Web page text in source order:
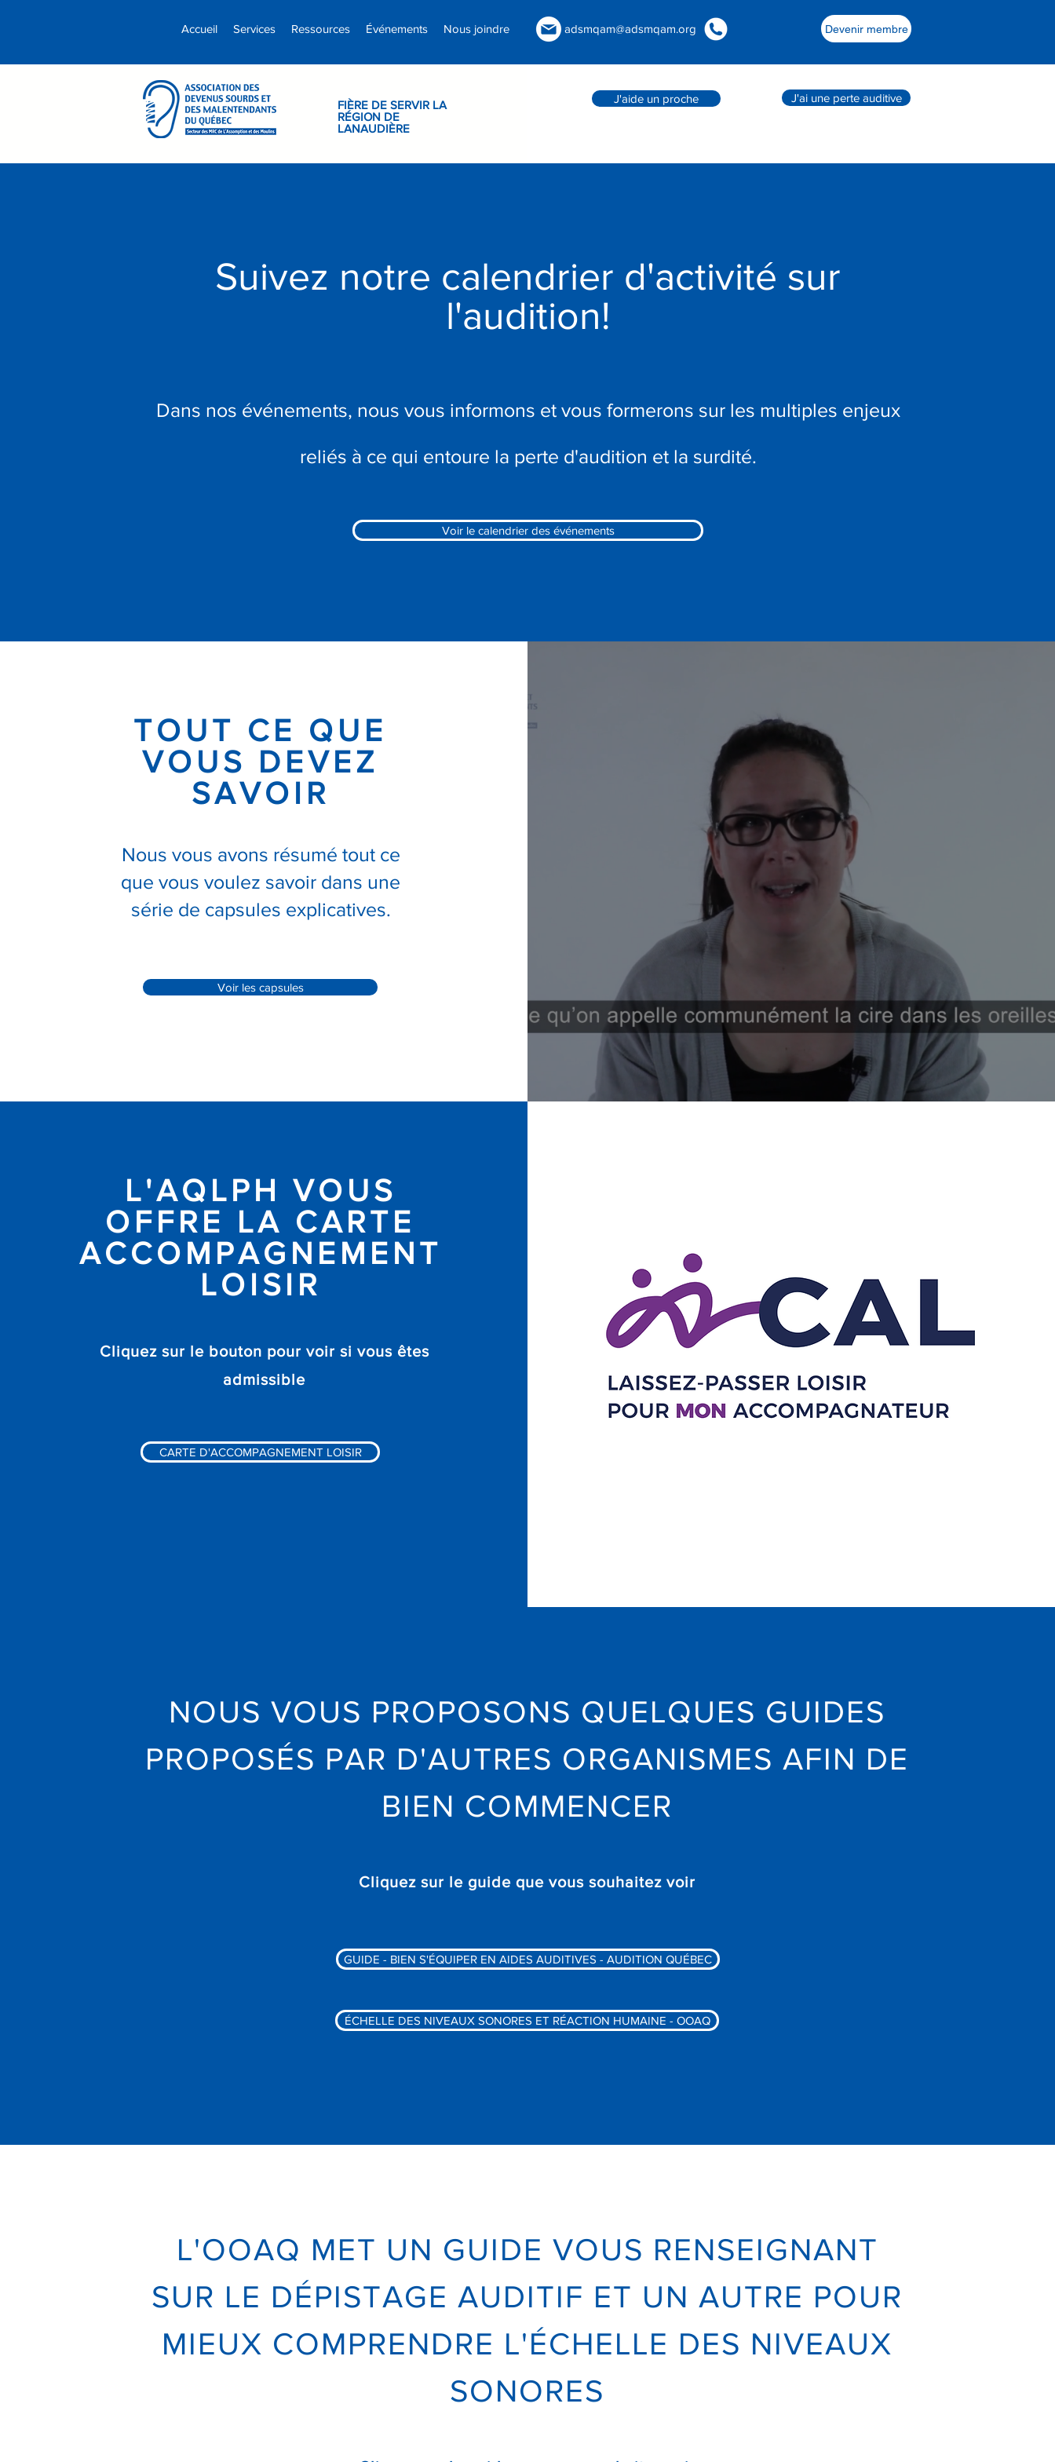
adsmqam@adsmqam.org Devenir membre
Accueil Services Ressources Événements Nous joindre
FIÈRE DE SERVIR LA
RÉGION DE
LANAUDIÈRE
J'aide un proche J'ai une perte auditive
Suivez notre calendrier d'activité sur
l'audition!
Dans nos événements, nous vous informons et vous formerons sur les multiples enjeux
reliés à ce qui entoure la perte d'audition et la surdité.
Voir le calendrier des événements
TOUT CE QUE
VOUS DEVEZ
SAVOIR
Nous vous avons résumé tout ce
que vous voulez savoir dans une
série de capsules explicatives.
Voir les capsules
L'AQLPH VOUS
OFFRE LA CARTE
ACCOMPAGNEMENT
LOISIR
Cliquez sur le bouton pour voir si vous êtes
admissible
CARTE D'ACCOMPAGNEMENT LOISIR
NOUS VOUS PROPOSONS QUELQUES GUIDES
PROPOSÉS PAR D'AUTRES ORGANISMES AFIN DE
BIEN COMMENCER
Cliquez sur le guide que vous souhaitez voir
GUIDE - BIEN S'ÉQUIPER EN AIDES AUDITIVES - AUDITION QUÉBEC
ÉCHELLE DES NIVEAUX SONORES ET RÉACTION HUMAINE - OOAQ
L'OOAQ MET UN GUIDE VOUS RENSEIGNANT
SUR LE DÉPISTAGE AUDITIF ET UN AUTRE POUR
MIEUX COMPRENDRE L'ÉCHELLE DES NIVEAUX
SONORES